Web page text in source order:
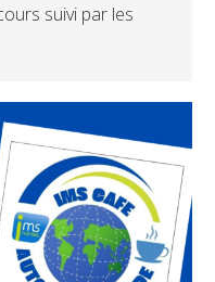
suivi par les